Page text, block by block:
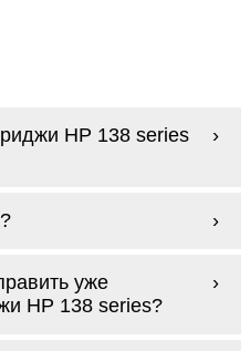
HP 138 series
это бесплатно
HP 138 series
получении заказа.
уже
HP 138 series?